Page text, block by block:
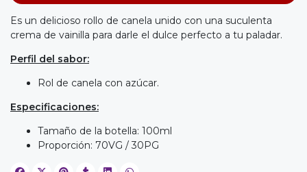
Es un delicioso rollo de canela unido con una suculenta
crema de vainilla para darle el dulce perfecto a tu paladar.
Perfil del sabor:
Rol de canela con azúcar.
Especificaciones:
Tamaño de la botella: 100ml
Proporción: 70VG / 30PG